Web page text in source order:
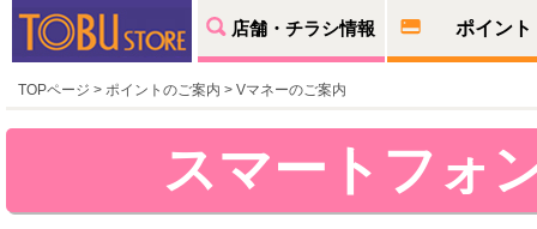
店舗・チラシ情報 ポイント
TOPページ > ポイントのご案内 > Vマネーのご案内
スマートフォ